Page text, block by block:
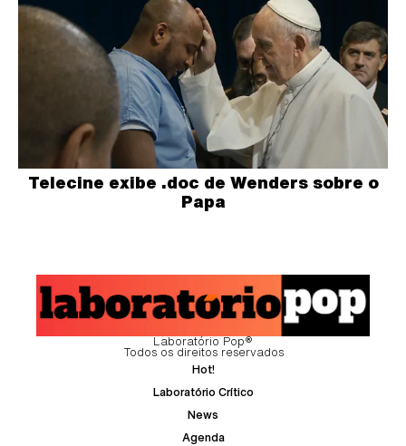
Telecine exibe .doc de Wenders sobre o
Papa
Laboratório Pop®
Todos os direitos reservados
Hot!
Laboratório Crítico
News
Agenda